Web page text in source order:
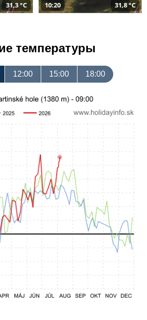
31,3 °C 10:20 31,8 °C
температуры
12:00 15:00 18:00